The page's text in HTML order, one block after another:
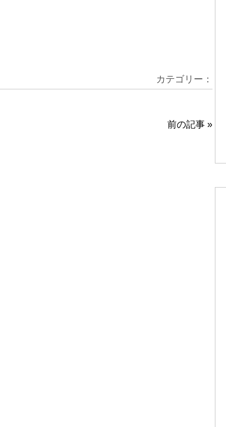
カテゴリー：
前の記事 »